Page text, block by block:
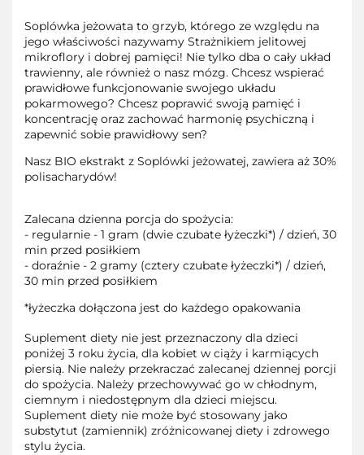
Soplówka jeżowata to grzyb, którego ze względu na
jego właściwości nazywamy Strażnikiem jelitowej
mikroflory i dobrej pamięci! Nie tylko dba o cały układ
trawienny, ale również o nasz mózg. Chcesz wspierać
prawidłowe funkcjonowanie swojego układu
pokarmowego? Chcesz poprawić swoją pamięć i
koncentrację oraz zachować harmonię psychiczną i
zapewnić sobie prawidłowy sen?
Nasz BIO ekstrakt z Soplówki jeżowatej, zawiera aż 30%
polisacharydów!
Zalecana dzienna porcja do spożycia:
- regularnie - 1 gram (dwie czubate łyżeczki*) / dzień, 30
min przed posiłkiem
- doraźnie - 2 gramy (cztery czubate łyżeczki*) / dzień,
30 min przed posiłkiem
*łyżeczka dołączona jest do każdego opakowania
Suplement diety nie jest przeznaczony dla dzieci
poniżej 3 roku życia, dla kobiet w ciąży i karmiących
piersią. Nie należy przekraczać zalecanej dziennej porcji
do spożycia. Należy przechowywać go w chłodnym,
ciemnym i niedostępnym dla dzieci miejscu.
Suplement diety nie może być stosowany jako
substytut (zamiennik) zróżnicowanej diety i zdrowego
stylu życia.